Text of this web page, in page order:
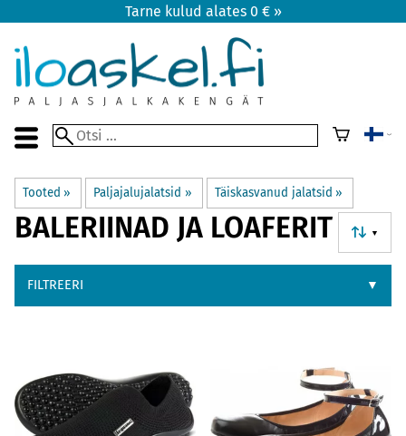
Tarne kulud alates 0 € »
Tooted ‪» Paljajalujalatsid ‪» Täiskasvanud jalatsid ‪»
▼
BALERIINAD JA LOAFERIT
FILTREERI ▼